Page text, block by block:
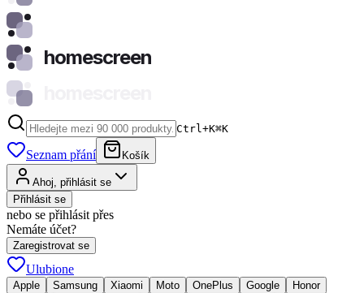
homescreen
Ctrl+K⌘K
Seznam přání Košík
Ahoj, přihlásit se
Přihlásit se
nebo se přihlásit přes
Nemáte účet?
Zaregistrovat se
Ulubione
Apple Samsung Xiaomi Moto OnePlus Google
Honor